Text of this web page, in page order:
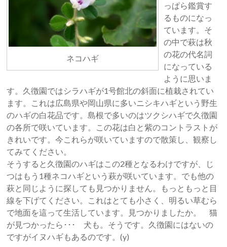
ネコハギ
っぱら鑑賞す
るものになっ
ています。そ
の中で萩は秋
の花の代名詞
になっている
ように思いま
す。久徴園ではシラハギが1号館北の斜面に植栽されてい
ます。これは広島県や岡山県に多いニシキハギという野生
のハギの白花品です。島根で多いのはツクシハギで久徴園
の各所で咲いています。この花は白と紫のコントラストが
きれいです。今これらが咲いていますので散策し、観察し
てみてください。
そうすると久徴園のハギはこの2種となるわけですが、じ
つはもう1種ネコハギという萩が咲いています。でも他の
萩と同じように探しても見つかりません。もっともっと目
線を下げてください。これはとても小さく、明るい草むら
で地面を這って生活しています。見つかりましたか。 猫
が見つかったら･･･ 犬も。そうです。久徴園にはないの
ですがイヌハギもあるのです。(y)